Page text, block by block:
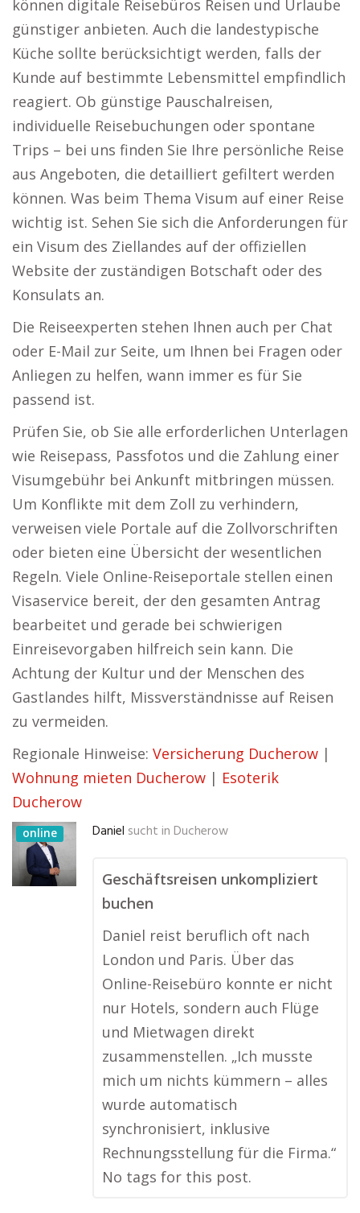
können digitale Reisebüros Reisen und Urlaube
günstiger anbieten. Auch die landestypische
Küche sollte berücksichtigt werden, falls der
Kunde auf bestimmte Lebensmittel empfindlich
reagiert. Ob günstige Pauschalreisen,
individuelle Reisebuchungen oder spontane
Trips – bei uns finden Sie Ihre persönliche Reise
aus Angeboten, die detailliert gefiltert werden
können. Was beim Thema Visum auf einer Reise
wichtig ist. Sehen Sie sich die Anforderungen für
ein Visum des Ziellandes auf der offiziellen
Website der zuständigen Botschaft oder des
Konsulats an.
Die Reiseexperten stehen Ihnen auch per Chat
oder E-Mail zur Seite, um Ihnen bei Fragen oder
Anliegen zu helfen, wann immer es für Sie
passend ist.
Prüfen Sie, ob Sie alle erforderlichen Unterlagen
wie Reisepass, Passfotos und die Zahlung einer
Visumgebühr bei Ankunft mitbringen müssen.
Um Konflikte mit dem Zoll zu verhindern,
verweisen viele Portale auf die Zollvorschriften
oder bieten eine Übersicht der wesentlichen
Regeln. Viele Online-Reiseportale stellen einen
Visaservice bereit, der den gesamten Antrag
bearbeitet und gerade bei schwierigen
Einreisevorgaben hilfreich sein kann. Die
Achtung der Kultur und der Menschen des
Gastlandes hilft, Missverständnisse auf Reisen
zu vermeiden.
Regionale Hinweise: Versicherung Ducherow |
Wohnung mieten Ducherow | Esoterik
Ducherow
online Daniel sucht in Ducherow
Geschäftsreisen unkompliziert
buchen
Daniel reist beruflich oft nach
London und Paris. Über das
Online-Reisebüro konnte er nicht
nur Hotels, sondern auch Flüge
und Mietwagen direkt
zusammenstellen. „Ich musste
mich um nichts kümmern – alles
wurde automatisch
synchronisiert, inklusive
Rechnungsstellung für die Firma.“
No tags for this post.